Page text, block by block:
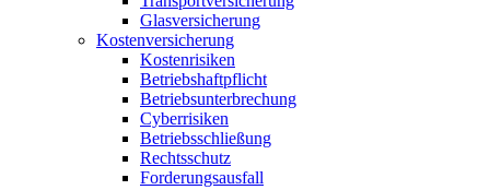
Glasversicherung
Kostenversicherung
Kostenrisiken
Betriebshaftpflicht
Betriebsunterbrechung
Cyberrisiken
Betriebsschließung
Rechtsschutz
Forderungsausfall